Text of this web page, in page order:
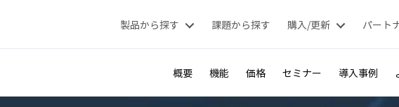
製品から探す 課題から探す 購入/更新 パート
概要 機能 価格 セミナー 導入事例